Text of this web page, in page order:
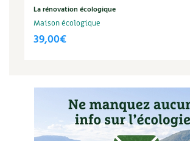
La rénovation écologique
Maison écologique
39,00€